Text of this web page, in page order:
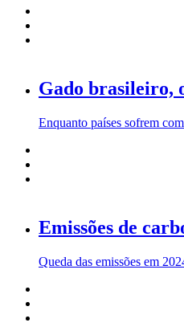
Gado brasileiro,
Enquanto países sofrem
Emissões de
Queda das emissões em